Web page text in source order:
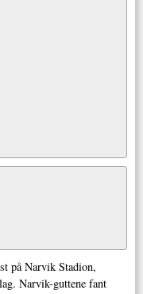
på Narvik Stadion,
Narvik-guttene fant